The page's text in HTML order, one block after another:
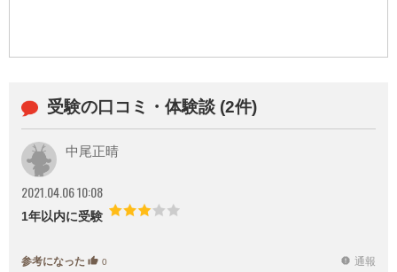
受験の口コミ・体験談 (2件)
中尾正晴
2021.04.06 10:08
1年以内に受験
参考になった thumb_up 0 report 通報